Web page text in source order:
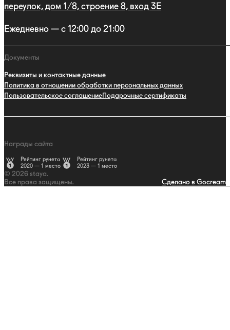
переулок, дом 1/8, строение 8, вход 3E
Ежедневно — с 12:00 до 21:00
Документы
Реквизиты и контактные данные
Политика в отношении обработки персональных данных
Пользовательское соглашениеПодарочные сертификаты
Награды сайта
Рейтинг рунета
2020 — 1 место
Рейтинг рунета
2023 — 1 место
© 2026 staya.
Все права защищены.
Сделано в Gocream